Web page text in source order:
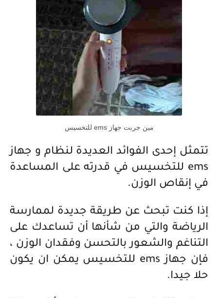
مين جربت جهاز ems للتخسيس
تتمثل إحدى الفوائد العديدة لنظام و جهاز
ems للتخسيس في قدرته على المساعدة
في إنقاص الوزن.
إذا كنت تبحث عن طريقة جديدة لممارسة
الرياضة والتي من شأنها أن تساعدك على
التناغم والشعور بالتحسن وفقدان الوزن ،
فإن جهاز ems للتخسيس يمكن ان يكون
حلا جيدا.